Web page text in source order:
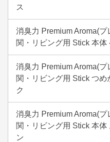
ス
消臭力 Premium Aroma(
関・リビング用 Stick 本体
消臭力 Premium Aroma(
関・リビング用 Stick つめ
ク
消臭力 Premium Aroma(
関・リビング用 Stick 本体
ン